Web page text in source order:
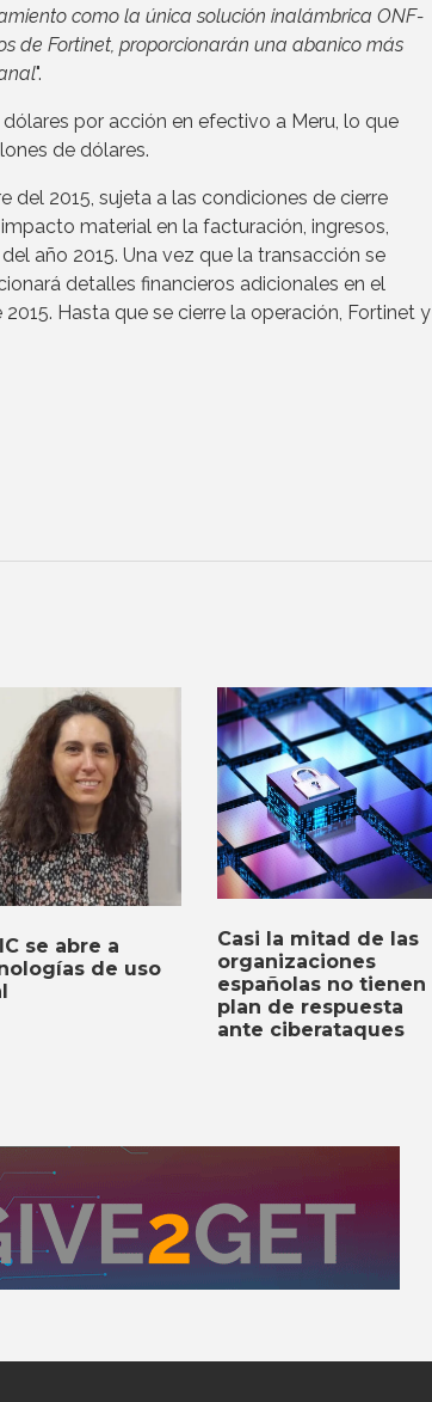
como la única solución inalámbrica ONF-
de Fortinet, proporcionarán una abanico más
".
por acción en efectivo a Meru, lo que
de dólares.
del 2015, sujeta a las condiciones de cierre
material en la facturación, ingresos,
año 2015. Una vez que la transacción se
detalles financieros adicionales en el
Hasta que se cierre la operación, Fortinet y
se abre a
de uso
Casi la mitad de las
organizaciones
españolas no tienen
plan de respuesta
ante ciberataques